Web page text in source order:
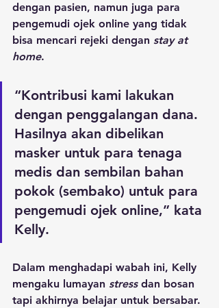
dengan pasien, namun juga para
pengemudi ojek online yang tidak
bisa mencari rejeki dengan stay at
home.
“Kontribusi kami lakukan
dengan penggalangan dana.
Hasilnya akan dibelikan
masker untuk para tenaga
medis dan sembilan bahan
pokok (sembako) untuk para
pengemudi ojek online,” kata
Kelly.
Dalam menghadapi wabah ini, Kelly
mengaku lumayan stress dan bosan
tapi akhirnya belajar untuk bersabar.